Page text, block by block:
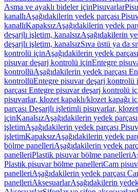
Asma ve ayaklı bideler içinPisuvarlar
kanallıAşağıdakilerin yedek parçası
kanallıKapaksızAşağıdakilerin yedek
deşarjlı işletim, kanalsızAşağıdakilerin
deşarjlı işletim, kanalsızSıva üstü ya da
kontrolü içinAşağıdakilerin yedek
pisuvar deşarj kontrolü içinEntegre
kontrollüAşağıdakilerin yedek parçası
kontrollüEntegre pisuvar deşarj kontrolü
parçası Entegre pisuvar deşarj kontrolü
pisuvarlar, klozet kapaklı/klozet kapağı
parçası Deşarjlı işletimli pisuvarlar,
içinKanalsızAşağıdakilerin yedek
işletimAşağıdakilerin yedek parçası
işletimKapaksızAşağıdakilerin yedek
bölme panelleriAşağıdakilerin yedek
panelleriPlastik pisuvar bölme panelleri
Plastik pisuvar bölme panelleriCam
panelleriAşağıdakilerin yedek parçası
panelleriAksesuarlarAşağıdakilerin